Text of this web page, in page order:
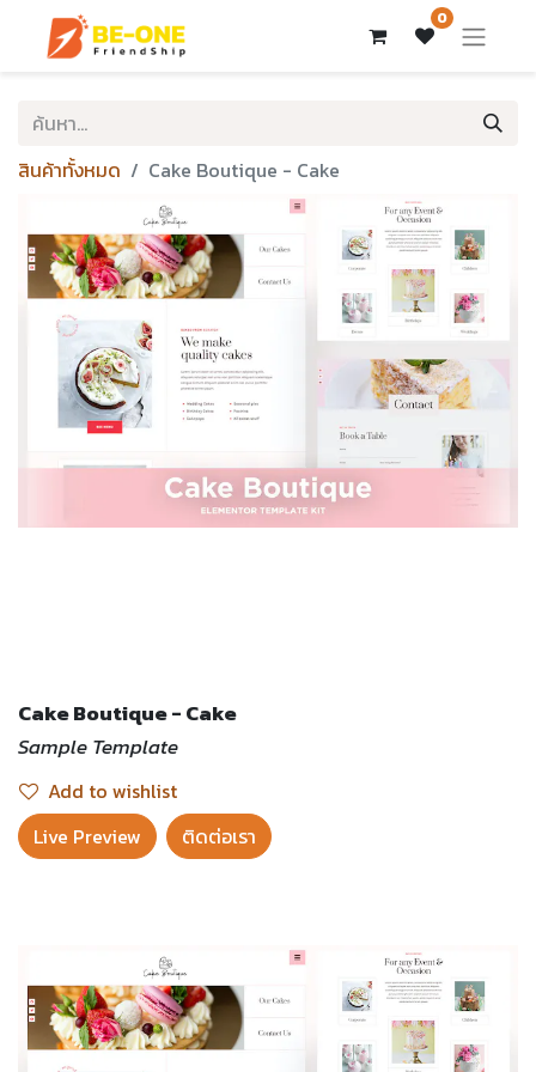
0
สินค้าทั้งหมด Cake Boutique - Cake
Cake Boutique - Cake
Sample Template
Add to wishlist
Live Preview​
ติดต่อเรา